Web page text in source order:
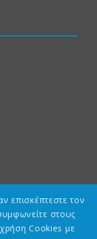
επισκέπτεστε τον
στους
Cookies με